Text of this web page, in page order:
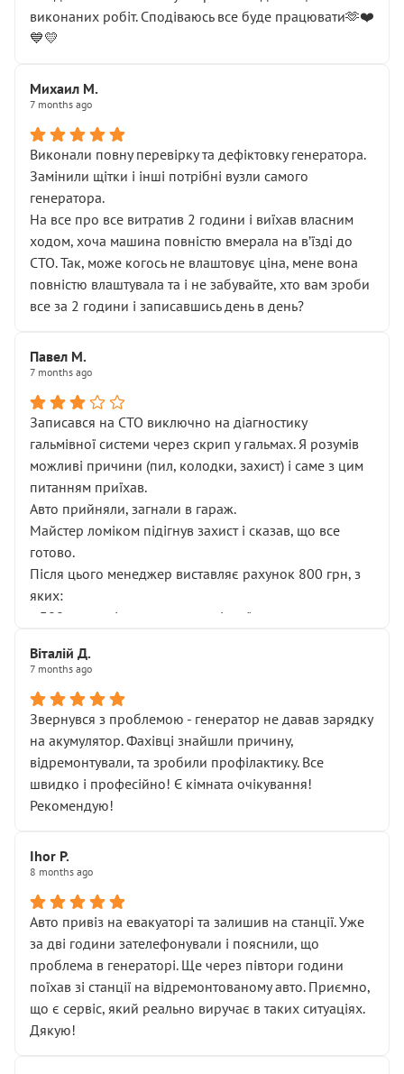
виконаних робіт. Сподіваюсь все буде працювати🫶❤️
💙💛
Михаил М.
7 months ago
Виконали повну перевірку та дефіктовку генератора.
Замінили щітки і інші потрібні вузли самого
генератора.
На все про все витратив 2 години і виїхав власним
ходом, хоча машина повністю вмерала на вʼїзді до
СТО. Так, може когось не влаштовує ціна, мене вона
повністю влаштувала та і не забувайте, хто вам зроби
все за 2 години і записавшись день в день?
Павел М.
7 months ago
Записався на СТО виключно на діагностику
гальмівної системи через скрип у гальмах. Я розумів
можливі причини (пил, колодки, захист) і саме з цим
питанням приїхав.
Авто прийняли, загнали в гараж.
Майстер ломіком підігнув захист і сказав, що все
готово.
Після цього менеджер виставляє рахунок 800 грн, з
яких:
• 300 грн — діагностика гальмівної системи
НЕ погоджував
послуга. Тим більше, я був поруч і жодної реальної
діагностики ходової не проводилось. Після
зауваження гроші за цю “послугу” повернули, що
лише підтвердило мою правоту.
Але головне — я виїжджаю з боксу, і скрип у гальмах
залишився таким самим, як і був. Тобто оплачена
Далі ситуація тільки погіршилась:
• сказали, що тепер “потрібно знімати колеса”
• що біля авто стояти вже не можна
• почали озвучувати купу додаткових робіт без
чіткого пояснення
( ну все зняли та доробили) дякую!
Окремий момент, який виглядає абсурдно:
мені заявили, що бачок гальмівної рідини потрібно
міняти разом із головним гальмівним циліндром у
Віталій Д.
7 months ago
Звернувся з проблемою - генератор не давав зарядку
на акумулятор. Фахівці знайшли причину,
відремонтували, та зробили профілактику. Все
швидко і професійно! Є кімната очікування!
Рекомендую!
Ihor P.
8 months ago
Авто привіз на евакуаторі та залишив на станції. Уже
за дві години зателефонували і пояснили, що
проблема в генераторі. Ще через півтори години
поїхав зі станції на відремонтованому авто. Приємно,
що є сервіс, який реально виручає в таких ситуаціях.
Дякую!